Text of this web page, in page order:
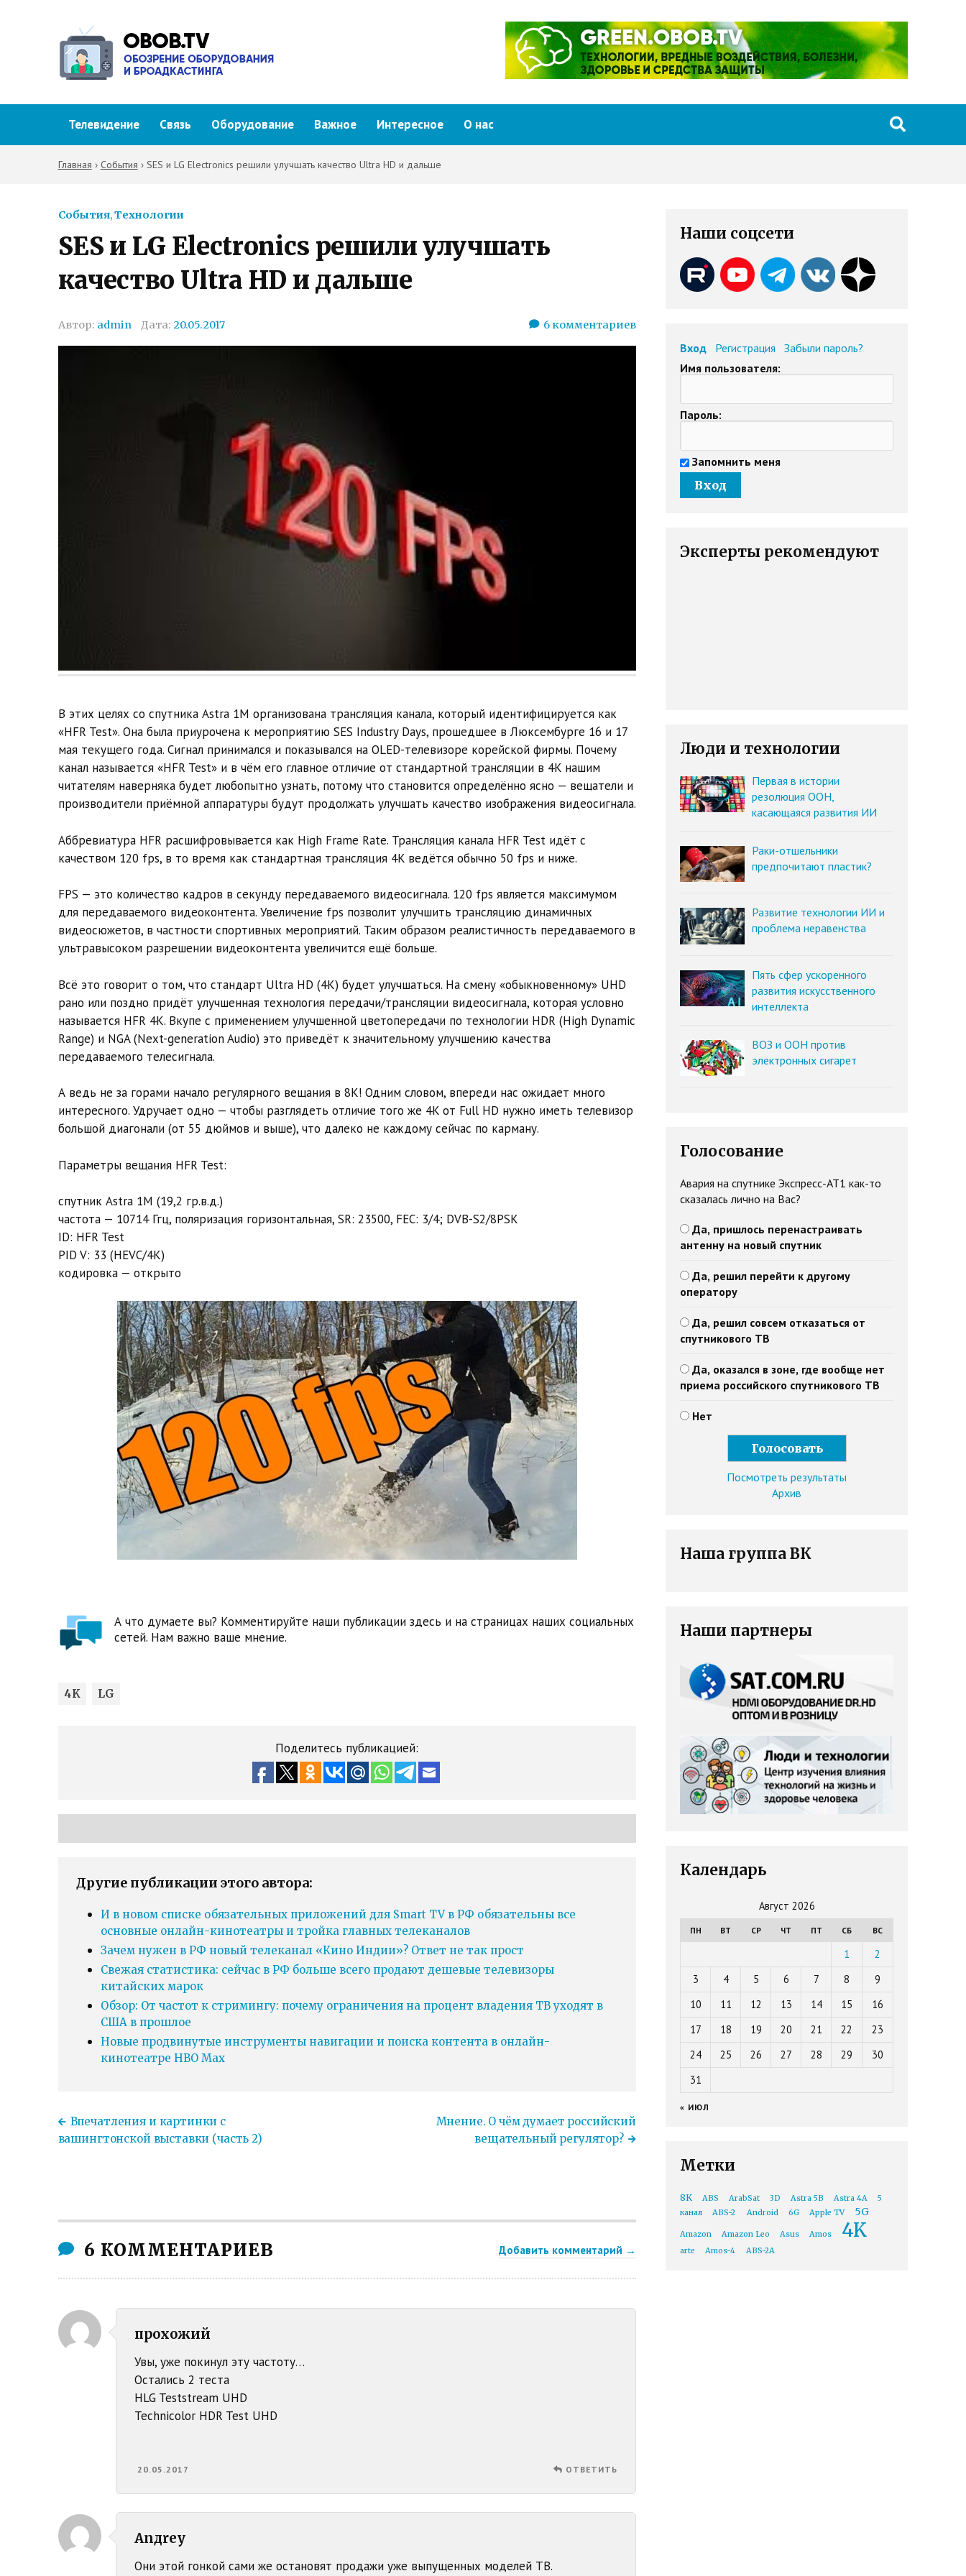
Телевидение Связь Оборудование Важное Интересное О нас
Главная › События › SES и LG Electronics решили улучшать качество Ultra HD и дальше
События,Технологии
SES и LG Electronics решили улучшать
качество Ultra HD и дальше
Автор: admin Дата: 20.05.2017 6комментариев
В этих целях со спутника Astra 1M организована трансляция канала, который идентифицируется как
«HFR Test». Она была приурочена к мероприятию SES Industry Days, прошедшее в Люксембурге 16 и 17
мая текущего года. Сигнал принимался и показывался на OLED-телевизоре корейской фирмы. Почему
канал называется «HFR Test» и в чём его главное отличие от стандартной трансляции в 4K нашим
читателям наверняка будет любопытно узнать, потому что становится определённо ясно — вещатели и
производители приёмной аппаратуры будут продолжать улучшать качество изображения видеосигнала.
Аббревиатура HFR расшифровывается как High Frame Rate. Трансляция канала HFR Test идёт с
качеством 120 fps, в то время как стандартная трансляция 4K ведётся обычно 50 fps и ниже.
FPS — это количество кадров в секунду передаваемого видеосигнала. 120 fps является максимумом
для передаваемого видеоконтента. Увеличение fps позволит улучшить трансляцию динамичных
видеосюжетов, в частности спортивных мероприятий. Таким образом реалистичность передаваемого в
ультравысоком разрешении видеоконтента увеличится ещё больше.
Всё это говорит о том, что стандарт Ultra HD (4K) будет улучшаться. На смену «обыкновенному» UHD
рано или поздно придёт улучшенная технология передачи/трансляции видеосигнала, которая условно
называется HFR 4K. Вкупе с применением улучшенной цветопередачи по технологии HDR (High Dynamic
Range) и NGA (Next-generation Audio) это приведёт к значительному улучшению качества
передаваемого телесигнала.
А ведь не за горами начало регулярного вещания в 8K! Одним словом, впереди нас ожидает много
интересного. Удручает одно — чтобы разглядеть отличие того же 4K от Full HD нужно иметь телевизор
большой диагонали (от 55 дюймов и выше), что далеко не каждому сейчас по карману.
Параметры вещания HFR Test:
спутник Astra 1M (19,2 гр.в.д.)
частота — 10714 Ггц, поляризация горизонтальная, SR: 23500, FEC: 3/4; DVB-S2/8PSK
ID: HFR Test
PID V: 33 (HEVC/4K)
кодировка — открыто
А что думаете вы? Комментируйте наши публикации здесь и на страницах наших социальных
сетей. Нам важно ваше мнение.
4K LG
Поделитесь публикацией:
Другие публикации этого автора:
И в новом списке обязательных приложений для Smart TV в РФ обязательны все
основные онлайн-кинотеатры и тройка главных телеканалов
Зачем нужен в РФ новый телеканал «Кино Индии»? Ответ не так прост
Свежая статистика: сейчас в РФ больше всего продают дешевые телевизоры
китайских марок
Обзор: От частот к стримингу: почему ограничения на процент владения ТВ уходят в
США в прошлое
Новые продвинутые инструменты навигации и поиска контента в онлайн-
кинотеатре HBO Max
Впечатления и картинки с
вашингтонской выставки (часть 2)
Мнение. О чём думает российский
вещательный регулятор?
6 КОММЕНТАРИЕВ Добавить комментарий →
прохожий
Увы, уже покинул эту частоту…
Остались 2 теста
HLG Teststream UHD
Technicolor HDR Test UHD
20.05.2017 ОТВЕТИТЬ
Anдrey
Они этой гонкой сами же остановят продажи уже выпущенных моделей ТВ.
Наши соцсети
Вход Регистрация
Забыли пароль?
Имя пользователя:
Пароль:
Запомнить меня
Эксперты рекомендуют
Люди и технологии
Первая в истории
резолюция ООН,
касающаяся развития ИИ
Раки-отшельники
предпочитают пластик?
Развитие технологии ИИ и
проблема неравенства
Пять сфер ускоренного
развития искусственного
интеллекта
ВОЗ и ООН против
электронных сигарет
Голосование
Авария на спутнике Экспресс-АТ1 как-то
сказалась лично на Вас?
Да, пришлось перенастраивать
антенну на новый спутник
Да, решил перейти к другому
оператору
Да, решил совсем отказаться от
спутникового ТВ
Да, оказался в зоне, где вообще нет
приема российского спутникового ТВ
Нет
Посмотреть результаты
Архив
Наша группа ВК
Наши партнеры
Календарь
Август 2026
ПН ВТ СР ЧТ ПТ СБ ВС
1
2
3
4 5 6 7 8
9
10
11 12 13 14 15
16
17
18 19 20 21 22
23
24
25 26 27 28 29
30
31
« ИЮЛ
Метки
8K ABS ArabSat 3D Astra 5B Astra 4A
5
канал
ABS-2 Android 6G Apple TV 5G
Amazon Amazon Leo Asus Amos 4K
arte Amos-4 ABS-2A